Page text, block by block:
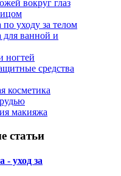
вокруг глаз
по уходу за телом
для ванной и
ногтей
средства
косметика
макияжа
статьи
- уход за